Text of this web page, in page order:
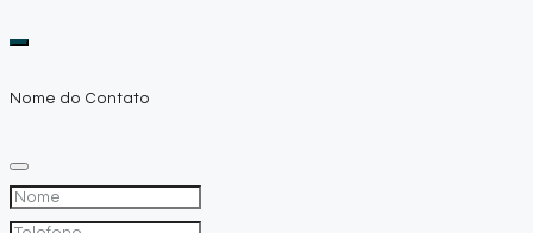
Nome do Contato